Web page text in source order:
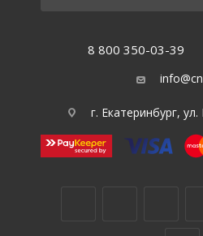
8 800 350-03-39
г. Екатеринбург,